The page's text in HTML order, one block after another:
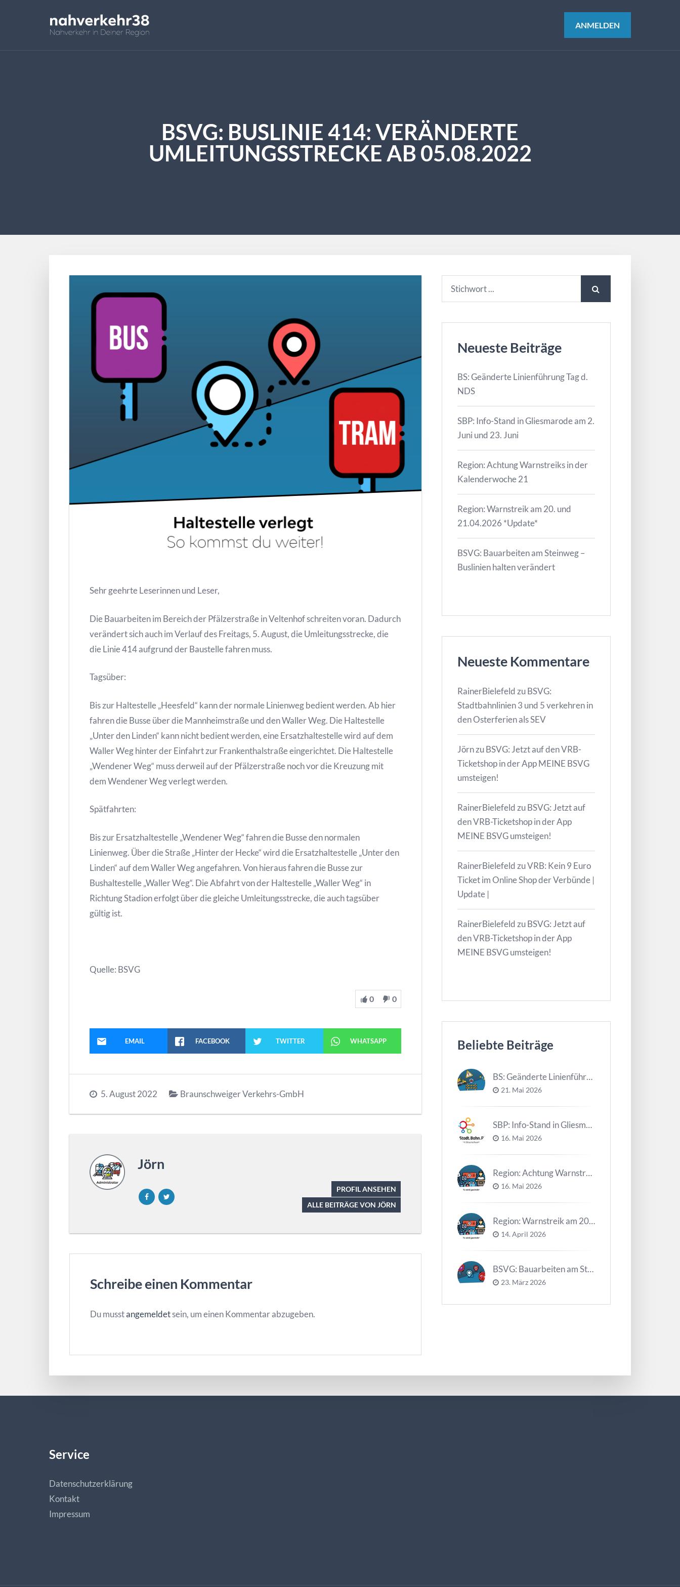
ANMELDEN
BSVG: BUSLINIE 414: VERÄNDERTE
UMLEITUNGSSTRECKE AB 05.08.2022
Sehr geehrte Leserinnen und Leser,
Die Bauarbeiten im Bereich der Pfälzerstraße in Veltenhof schreiten voran. Dadurch
verändert sich auch im Verlauf des Freitags, 5. August, die Umleitungsstrecke, die
die Linie 414 aufgrund der Baustelle fahren muss.
Tagsüber:
Bis zur Haltestelle „Heesfeld“ kann der normale Linienweg bedient werden. Ab hier
fahren die Busse über die Mannheimstraße und den Waller Weg. Die Haltestelle
„Unter den Linden“ kann nicht bedient werden, eine Ersatzhaltestelle wird auf dem
Waller Weg hinter der Einfahrt zur Frankenthalstraße eingerichtet. Die Haltestelle
„Wendener Weg“ muss derweil auf der Pfälzerstraße noch vor die Kreuzung mit
dem Wendener Weg verlegt werden.
Spätfahrten:
Bis zur Ersatzhaltestelle „Wendener Weg“ fahren die Busse den normalen
Linienweg. Über die Straße „Hinter der Hecke“ wird die Ersatzhaltestelle „Unter den
Linden“ auf dem Waller Weg angefahren. Von hieraus fahren die Busse zur
Bushaltestelle „Waller Weg“. Die Abfahrt von der Haltestelle „Waller Weg“ in
Richtung Stadion erfolgt über die gleiche Umleitungsstrecke, die auch tagsüber
gültig ist.
Quelle: BSVG
0 0
EMAIL FACEBOOK TWITTER WHATSAPP
5. August 2022 Braunschweiger Verkehrs-GmbH
Jörn
PROFIL ANSEHEN
ALLE BEITRÄGE VON JÖRN
Schreibe einen Kommentar
Du musstangemeldetsein, um einen Kommentar abzugeben.
Neueste Beiträge
BS: Geänderte Linienführung Tag d.
NDS
SBP: Info-Stand in Gliesmarode am 2.
Juni und 23. Juni
Region: Achtung Warnstreiks in der
Kalenderwoche 21
Region: Warnstreik am 20. und
21.04.2026 *Update*
BSVG: Bauarbeiten am Steinweg –
Buslinien halten verändert
Neueste Kommentare
RainerBielefeld zuBSVG:
Stadtbahnlinien 3 und 5 verkehren in
den Osterferien als SEV
JörnzuBSVG: Jetzt auf den VRB-
Ticketshop in der App MEINE BSVG
umsteigen!
RainerBielefeld zuBSVG: Jetzt auf
den VRB-Ticketshop in der App
MEINE BSVG umsteigen!
RainerBielefeld zuVRB: Kein 9 Euro
Ticket im Online Shop der Verbünde |
Update |
RainerBielefeld zuBSVG: Jetzt auf
den VRB-Ticketshop in der App
MEINE BSVG umsteigen!
Beliebte Beiträge
BS: Geänderte Linienführung Tag d. NDS
21. Mai 2026
SBP: Info-Stand in Gliesmarode am 2. Juni und 23. Juni
16. Mai 2026
Region: Achtung Warnstreiks in der Kalenderwoche 21
16. Mai 2026
Region: Warnstreik am 20. und 21.04.2026 *Update*
14. April 2026
BSVG: Bauarbeiten am Steinweg – Buslinien halten verändert
23. März 2026
Service
Datenschutzerklärung
Kontakt
Impressum